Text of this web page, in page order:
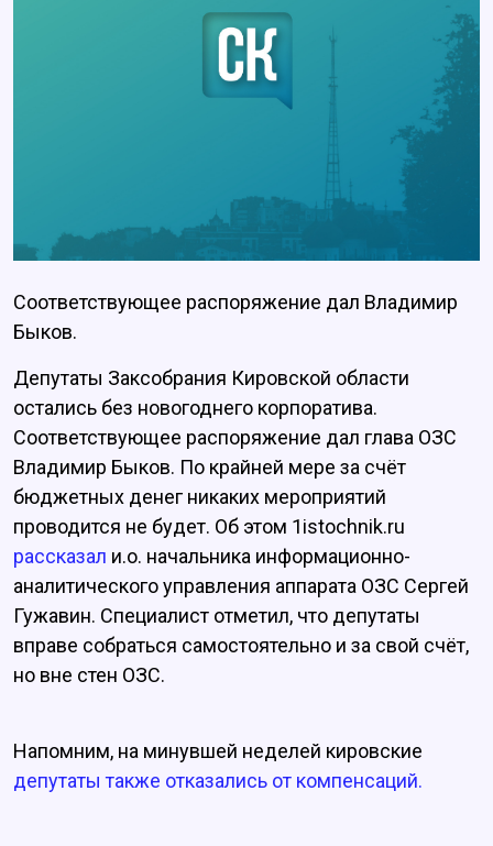
Соответствующее распоряжение дал Владимир
Быков.
Депутаты Заксобрания Кировской области
остались без новогоднего корпоратива.
Соответствующее распоряжение дал глава ОЗС
Владимир Быков. По крайней мере за счёт
бюджетных денег никаких мероприятий
проводится не будет. Об этом 1istochnik.ru
рассказал и.о. начальника информационно-
аналитического управления аппарата ОЗС Сергей
Гужавин. Специалист отметил, что депутаты
вправе собраться самостоятельно и за свой счёт,
но вне стен ОЗС.
Напомним, на минувшей неделей кировские
депутаты также отказались от компенсаций.